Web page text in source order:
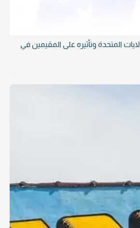
المتحدة وتأثيره على المقيمين في